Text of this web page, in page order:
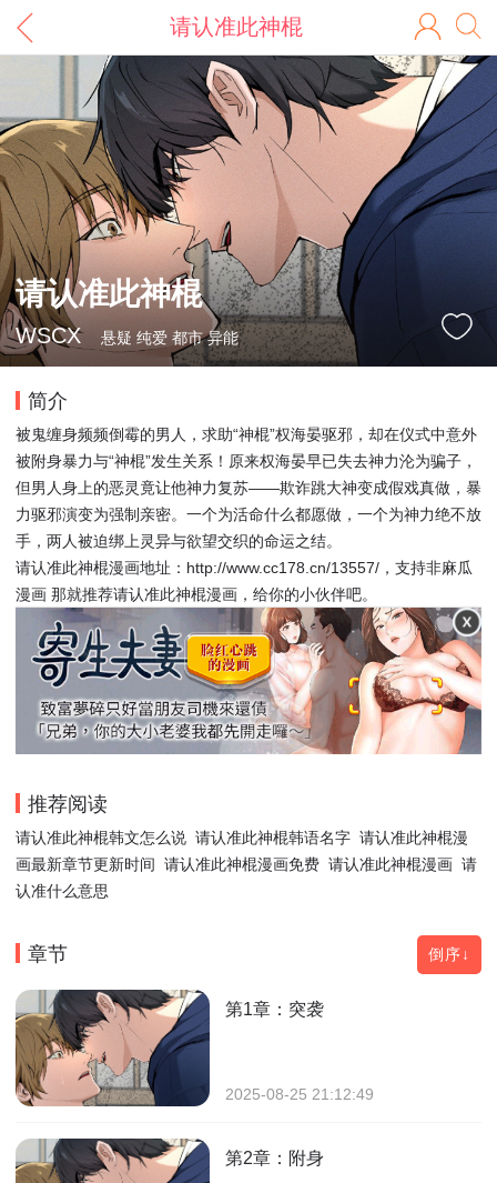
请认准此神棍
请认准此神棍
WSCX 悬疑 纯爱 都市 异能
简介
被鬼缠身频频倒霉的男人，求助“神棍”权海晏驱邪，却在仪式中意外
被附身暴力与“神棍”发生关系！原来权海晏早已失去神力沦为骗子，
但男人身上的恶灵竟让他神力复苏——欺诈跳大神变成假戏真做，暴
力驱邪演变为强制亲密。一个为活命什么都愿做，一个为神力绝不放
手，两人被迫绑上灵异与欲望交织的命运之结。
请认准此神棍漫画地址：http://www.cc178.cn/13557/，支持非麻瓜
漫画 那就推荐请认准此神棍漫画，给你的小伙伴吧。
推荐阅读
请认准此神棍韩文怎么说 请认准此神棍韩语名字 请认准此神棍漫
画最新章节更新时间 请认准此神棍漫画免费 请认准此神棍漫画 请
认准什么意思
章节 倒序↓
第1章：突袭
2025-08-25 21:12:49
第2章：附身